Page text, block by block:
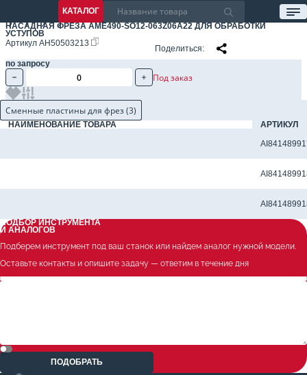
КАТАЛОГ
НАСАДНАЯ ФРЕЗА AME490-SO12-063Z06A22 ДЛЯ ОБРАБОТКИ
УСТУПОВ
Артикул AH50503213
Поделиться
по запросу
Под заказ
Сменные пластины для фрез (3)
НАИМЕНОВАНИЕ ТОВАРА
АРТИКУЛ
ПОДБОР ИНСТРУМЕНТА
И АНАЛОГОВ
Подберем инструмент под ваш станок или найдем аналог нужной модели.
Оставьте контакты и опишите задачу — ответим в течение дня
ПОДОБРАТЬ